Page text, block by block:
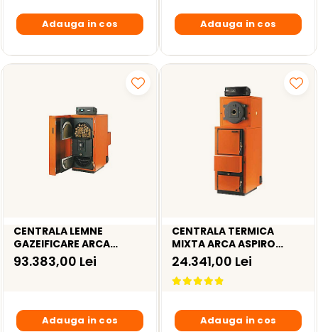
Adauga in cos Adauga in cos
CENTRALA LEMNE
GAZEIFICARE ARCA
REGOVENT 150R - 174KW
93.383,00 Lei
Adauga in cos
CENTRALA TERMICA
MIXTA ARCA ASPIRO
COMBI 52R - 49KW
24.341,00 Lei
Adauga in cos